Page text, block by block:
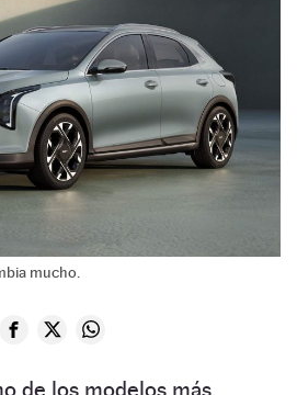
mucho.
de los modelos más